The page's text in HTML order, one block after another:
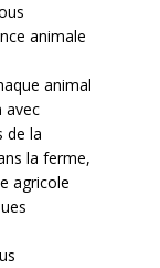
animale
animal
avec
de la
la ferme,
agricole